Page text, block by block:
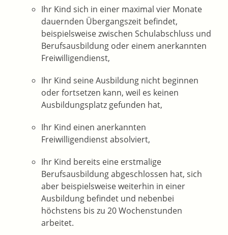
Ihr Kind sich in einer maximal vier Monate
dauernden Übergangszeit befindet,
beispielsweise zwischen Schulabschluss und
Berufsausbildung oder einem anerkannten
Freiwilligendienst,
Ihr Kind seine Ausbildung nicht beginnen
oder fortsetzen kann, weil es keinen
Ausbildungsplatz gefunden hat,
Ihr Kind einen anerkannten
Freiwilligendienst absolviert,
Ihr Kind bereits eine erstmalige
Berufsausbildung abgeschlossen hat, sich
aber beispielsweise weiterhin in einer
Ausbildung befindet und nebenbei
höchstens bis zu 20 Wochenstunden
arbeitet.